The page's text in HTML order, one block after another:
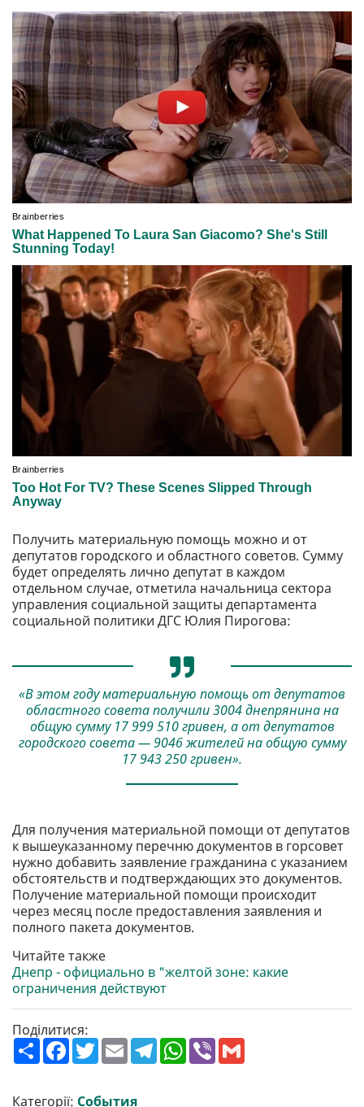
Получить материальную помощь можно и от
депутатов городского и областного советов. Сумму
будет определять лично депутат в каждом
отдельном случае, отметила начальница сектора
управления социальной защиты департамента
социальной политики ДГС Юлия Пирогова:
«В этом году материальную помощь от депутатов
областного совета получили 3004 днепрянина на
общую сумму 17 999 510 гривен, а от депутатов
городского совета — 9046 жителей на общую сумму
17 943 250 гривен».
Для получения материальной помощи от депутатов
к вышеуказанному перечню документов в горсовет
нужно добавить заявление гражданина с указанием
обстоятельств и подтверждающих это документов.
Получение материальной помощи происходит
через месяц после предоставления заявления и
полного пакета документов.
Читайте также
Днепр - официально в "желтой зоне: какие
ограничения действуют
Поділитися:
П
о
р
F
a
b
T
w
t
E
m
l
T
e
W
h
V
Категорії: События